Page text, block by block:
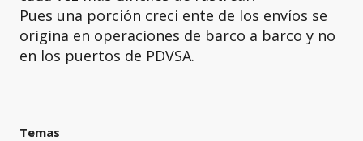
Pues una porción creci ente de los envíos se
origina en operaciones de barco a barco y no
en los puertos de PDVSA.
Temas